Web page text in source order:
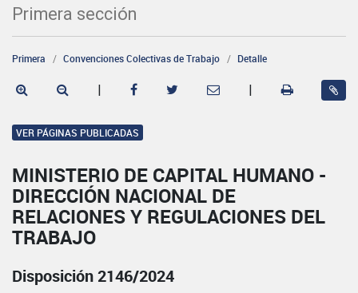
Primera sección
Primera Convenciones Colectivas de Trabajo Detalle
| |
VER PÁGINAS PUBLICADAS
MINISTERIO DE CAPITAL HUMANO -
DIRECCIÓN NACIONAL DE
RELACIONES Y REGULACIONES DEL
TRABAJO
Disposición 2146/2024